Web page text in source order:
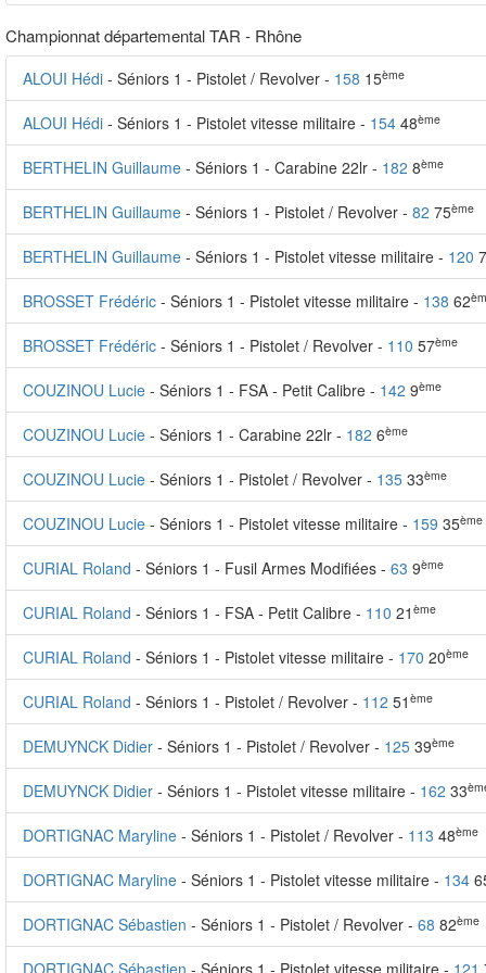
Championnat départemental TAR - Rhône
ALOUI Hédi - Séniors 1 - Pistolet / Revolver - 158 15ème
ALOUI Hédi - Séniors 1 - Pistolet vitesse militaire - 154 48ème
BERTHELIN Guillaume - Séniors 1 - Carabine 22lr - 182 8ème
BERTHELIN Guillaume - Séniors 1 - Pistolet / Revolver - 82 75ème
BERTHELIN Guillaume - Séniors 1 - Pistolet vitesse militaire - 120
BROSSET Frédéric - Séniors 1 - Pistolet vitesse militaire - 138 62
BROSSET Frédéric - Séniors 1 - Pistolet / Revolver - 110 57ème
COUZINOU Lucie - Séniors 1 - FSA - Petit Calibre - 142 9ème
COUZINOU Lucie - Séniors 1 - Carabine 22lr - 182 6ème
COUZINOU Lucie - Séniors 1 - Pistolet / Revolver - 135 33ème
COUZINOU Lucie - Séniors 1 - Pistolet vitesse militaire - 159 35ème
CURIAL Roland - Séniors 1 - Fusil Armes Modifiées - 63 9ème
CURIAL Roland - Séniors 1 - FSA - Petit Calibre - 110 21 ème
CURIAL Roland - Séniors 1 - Pistolet vitesse militaire - 170 20ème
CURIAL Roland - Séniors 1 - Pistolet / Revolver - 112 51 ème
DEMUYNCK Didier - Séniors 1 - Pistolet / Revolver - 125 39ème
DEMUYNCK Didier - Séniors 1 - Pistolet vitesse militaire - 162 33
DORTIGNAC Maryline - Séniors 1 - Pistolet / Revolver - 113 48ème
DORTIGNAC Maryline - Séniors 1 - Pistolet vitesse militaire - 134
DORTIGNAC Sébastien - Séniors 1 - Pistolet / Revolver - 68 82ème
DORTIGNAC Sébastien - Séniors 1 - Pistolet vitesse militaire - 121